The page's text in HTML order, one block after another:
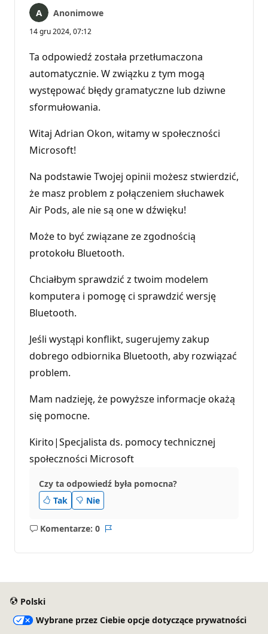
Anonimowe
14 gru 2024, 07:12
Ta odpowiedź została przetłumaczona
automatycznie. W związku z tym mogą
występować błędy gramatyczne lub dziwne
sformułowania.
Witaj Adrian Okon, witamy w społeczności
Microsoft!
Na podstawie Twojej opinii możesz stwierdzić,
że masz problem z połączeniem słuchawek
Air Pods, ale nie są one w dźwięku!
Może to być związane ze zgodnością
protokołu Bluetooth.
Chciałbym sprawdzić z twoim modelem
komputera i pomogę ci sprawdzić wersję
Bluetooth.
Jeśli wystąpi konflikt, sugerujemy zakup
dobrego odbiornika Bluetooth, aby rozwiązać
problem.
Mam nadzieję, że powyższe informacje okażą
się pomocne.
Kirito|Specjalista ds. pomocy technicznej
społeczności Microsoft
Czy ta odpowiedź była pomocna?
Tak
Nie
Komentarze: 0
Brak
Polski
Wybrane przez Ciebie opcje dotyczące prywatności